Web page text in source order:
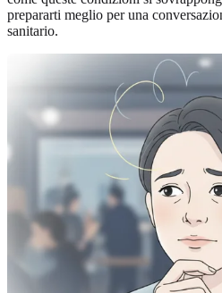
prepararti meglio per una
sanitario.